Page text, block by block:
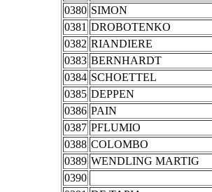
0380 SIMON
0381 DROBOTENKO
0382 RIANDIERE
0383 BERNHARDT
0384 SCHOETTEL
0385 DEPPEN
0386 PAIN
0387 PFLUMIO
0388 COLOMBO
0389 WENDLING MARTIG
0390